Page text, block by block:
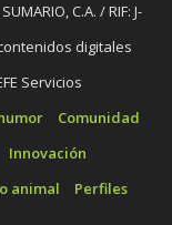
C.A. / RIF: J-
digitales
Servicios
Comunidad
Innovación
animal
Perfiles